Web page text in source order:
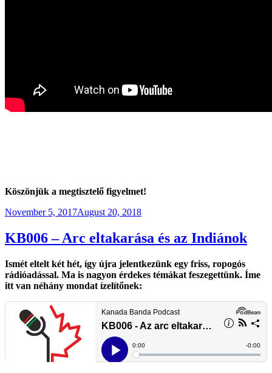
Köszönjük a megtisztelő figyelmet!
Posted
November 5, 2017August 20, 2018
KB006 – Arc eltakarása és az Indiánok
Ismét eltelt két hét, így újra jelentkezünk egy friss, ropogós
rádióadással. Ma is nagyon érdekes témákat feszegettünk. Íme
itt van néhány mondat ízelítőnek: